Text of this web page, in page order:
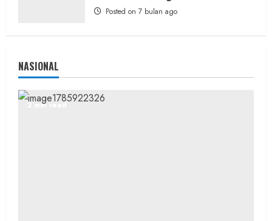
Posted on 7 bulan ago
NASIONAL
2 min read